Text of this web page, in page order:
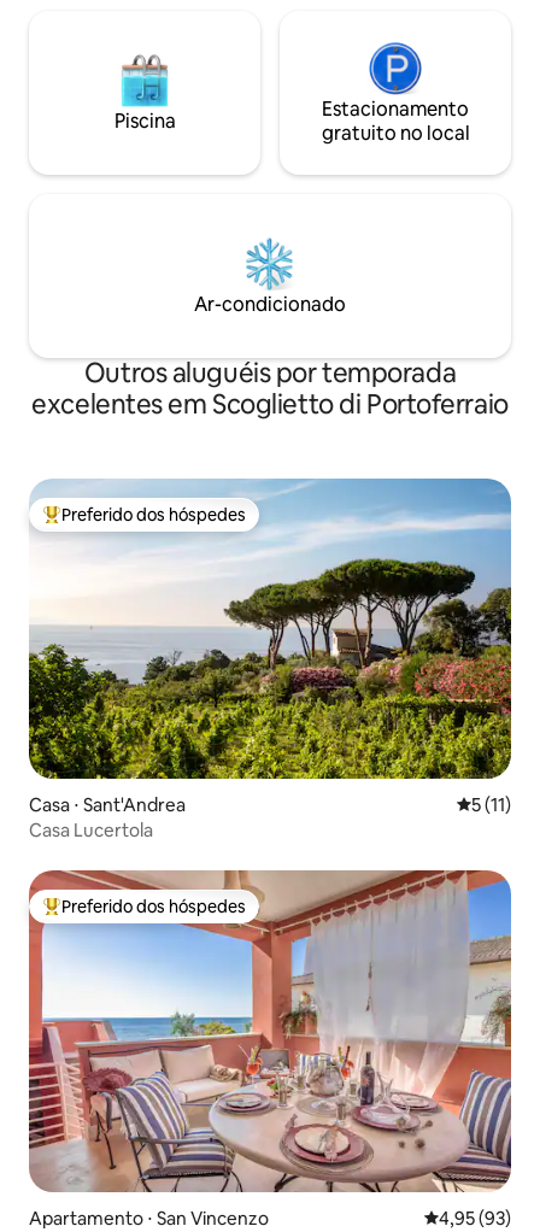
Piscina
Estacionamento
gratuito no local
Ar-condicionado
Outros aluguéis por temporada
excelentes em Scoglietto di Portoferraio
Entre os melhores preferidos dos hóspedes
Preferido dos hóspedes
Casa ⋅ Sant'Andrea 5 de uma
5 (11)
Casa Lucertola
Entre os melhores preferidos dos hóspedes
Preferido dos hóspedes
Apartamento ⋅ San Vincenzo 4,95 de uma
4,95 (93)